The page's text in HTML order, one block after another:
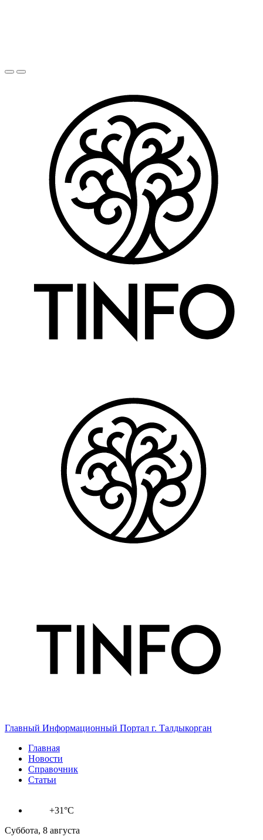
Главный Информационный Портал г. Талдыкорган
Главная
Новости
Справочник
Статьи
+31°C
Суббота, 8 августа